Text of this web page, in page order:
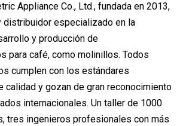
Appliance Co., Ltd., fundada en 2013,
distribuidor especializado en la
y producción de
para café, como molinillos. Todos
cumplen con los estándares
calidad y gozan de gran reconocimiento
internacionales. Un taller de 1000
tres ingenieros profesionales con más